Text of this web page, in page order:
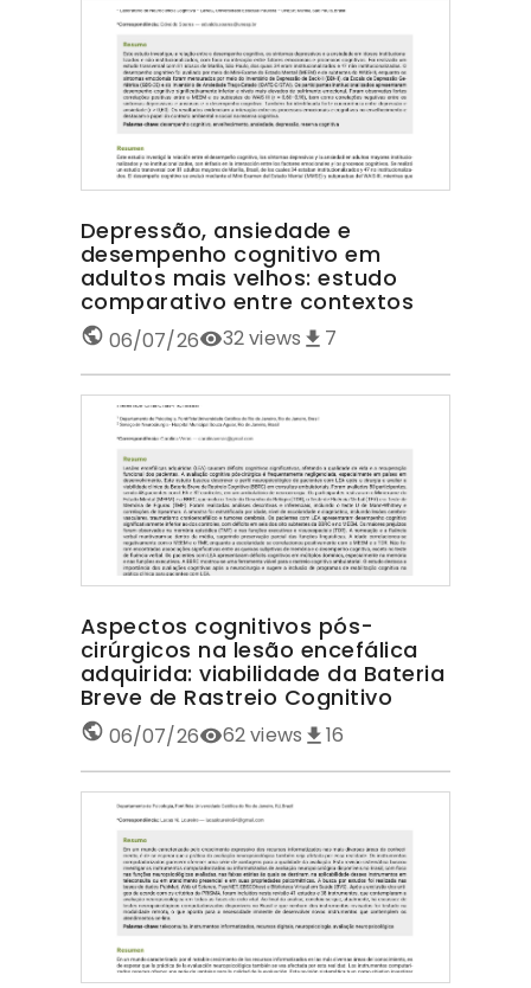
Depressão, ansiedade e
desempenho cognitivo em
adultos mais velhos: estudo
comparativo entre contextos
06/07/26 32views 7
Aspectos cognitivos pós-
cirúrgicos na lesão encefálica
adquirida: viabilidade da Bateria
Breve de Rastreio Cognitivo
06/07/26 62views 16